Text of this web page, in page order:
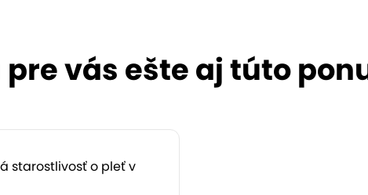
pre vás ešte aj túto
starostlivosť o pleť v